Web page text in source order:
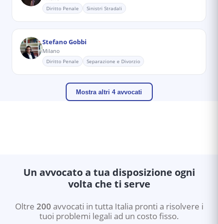
Diritto Penale Sinistri Stradali
Stefano Gobbi
Milano
Diritto Penale Separazione e Divorzio
Mostra altri 4 avvocati
Un avvocato a tua disposizione ogni
volta che ti serve
Oltre 200 avvocati in tutta Italia pronti a risolvere i
tuoi problemi legali ad un costo fisso.